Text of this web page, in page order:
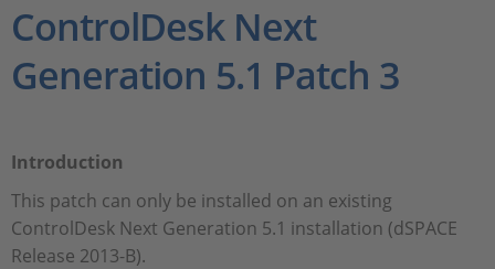
Magazin
Karriere
ControlDesk Next
Generation 5.1 Patch 3
Introduction
This patch can only be installed on an existing
ControlDesk Next Generation 5.1 installation (dSPACE
Release 2013-B).